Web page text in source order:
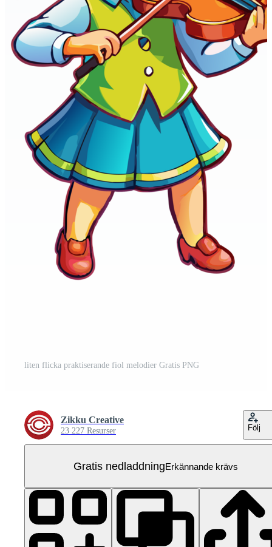
liten flicka praktiserande fiol melodier Gratis PNG
Zikku Creative
23 227 Resurser Följ
Gratis nedladdningErkännande krävs